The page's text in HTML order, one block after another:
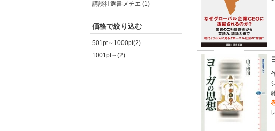
講談社選書メチエ (1)
価格で絞り込む
501pt～1000pt(2)
1001pt～(2)